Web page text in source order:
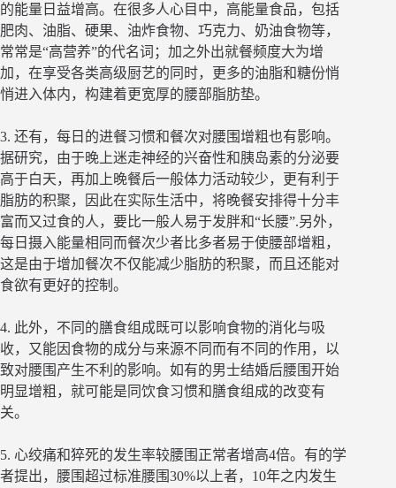
的能量日益增高。在很多人心目中，高能量食品，包括
肥肉、油脂、硬果、油炸食物、巧克力、奶油食物等，
常常是“高营养”的代名词；加之外出就餐频度大为增
加，在享受各类高级厨艺的同时，更多的油脂和糖份悄
悄进入体内，构建着更宽厚的腰部脂肪垫。
3. 还有，每日的进餐习惯和餐次对腰围增粗也有影响。
据研究，由于晚上迷走神经的兴奋性和胰岛素的分泌要
高于白天，再加上晚餐后一般体力活动较少，更有利于
脂肪的积聚，因此在实际生活中，将晚餐安排得十分丰
富而又过食的人，要比一般人易于发胖和“长腰”.另外，
每日摄入能量相同而餐次少者比多者易于使腰部增粗，
这是由于增加餐次不仅能减少脂肪的积聚，而且还能对
食欲有更好的控制。
4. 此外，不同的膳食组成既可以影响食物的消化与吸
收，又能因食物的成分与来源不同而有不同的作用，以
致对腰围产生不利的影响。如有的男士结婚后腰围开始
明显增粗，就可能是同饮食习惯和膳食组成的改变有
关。
5. 心绞痛和猝死的发生率较腰围正常者增高4倍。有的学
者提出，腰围超过标准腰围30%以上者，10年之内发生